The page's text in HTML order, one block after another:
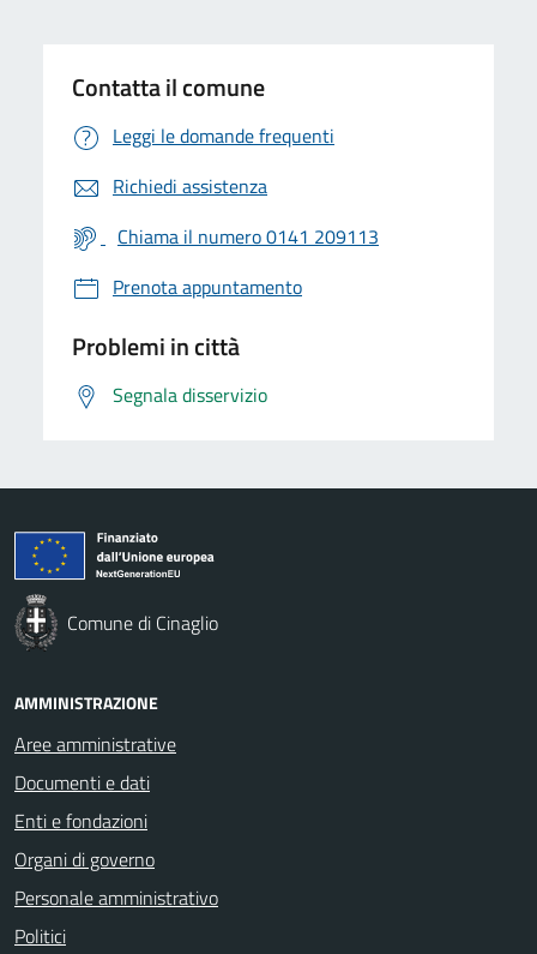
Contatta il comune
Leggi le domande frequenti
Richiedi assistenza
Chiama il numero 0141 209113
Prenota appuntamento
Problemi in città
Segnala disservizio
Comune di Cinaglio
AMMINISTRAZIONE
Aree amministrative
Documenti e dati
Enti e fondazioni
Organi di governo
Personale amministrativo
Politici